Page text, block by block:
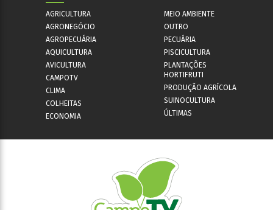
AGRICULTURA
AGRONEGÓCIO
AGROPECUÁRIA
AQUICULTURA
AVICULTURA
CAMPOTV
CLIMA
COLHEITAS
ECONOMIA
MEIO AMBIENTE
OUTRO
PECUÁRIA
PISCICULTURA
PLANTAÇÕES
HORTIFRUTI
PRODUÇÃO AGRÍCOLA
SUINOCULTURA
ÚLTIMAS